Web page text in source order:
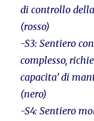
di controllo
(rosso)
-S3: Sentiero
complesso,
capacita’ di
(nero)
-S4: Sentiero